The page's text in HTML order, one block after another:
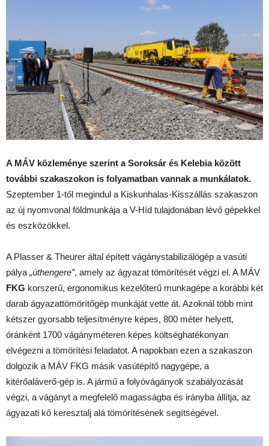
A MÁV közleménye szerint a Soroksár és Kelebia között
további szakaszokon is folyamatban vannak a munkálatok.
Szeptember 1-től megindul a Kiskunhalas-Kisszállás szakaszon
az új nyomvonal földmunkája a V-Híd tulajdonában lévő gépekkel
és eszközökkel.
A Plasser & Theurer által épített vágánystabilizálógép a vasúti
pálya „úthengere”, amely az ágyazat tömörítését végzi el. A MÁV
FKG korszerű, ergonomikus kezelőterű munkagépe a korábbi két
darab ágyazattömörítőgép munkáját vette át. Azoknál több mint
kétszer gyorsabb teljesítményre képes, 800 méter helyett,
óránként 1700 vágányméteren képes költséghatékonyan
elvégezni a tömörítési feladatot. A napokban ezen a szakaszon
dolgozik a MÁV FKG másik vasútépítő nagygépe, a
kitérőaláverő-gép is. A jármű a folyóvágányok szabályozását
végzi, a vágányt a megfelelő magasságba és irányba állítja, az
ágyazati kő keresztalj alá tömörítésének segítségével.